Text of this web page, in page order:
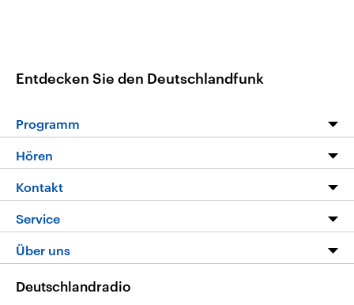
Entdecken Sie den Deutschlandfunk
Programm
Programm
Die Nachrichten
Nachrichtenleicht
Neue Beiträge auf dlf.de
Hören
Livestream
Podcasts
Deutschlandfunk App
Nachrichten App
Kontakt
Hörerservice
Service
FAQ
Veranstaltungen
Über uns
Deutschlandradio